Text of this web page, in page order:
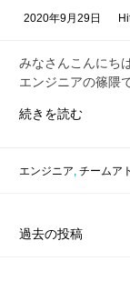
組
の
た
た
2020年9月29日
みなさんこんにち
エンジニアの篠隈
続きを読む採
一
事
エンジニア, チームア
投
過去の投稿